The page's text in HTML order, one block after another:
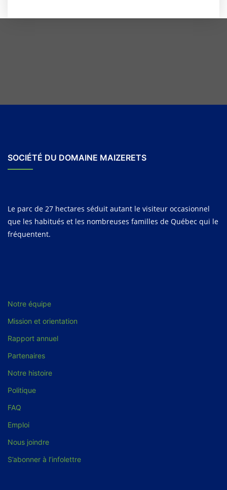
SOCIÉTÉ DU DOMAINE MAIZERETS
Le parc de 27 hectares séduit autant le visiteur occasionnel
que les habitués et les nombreuses familles de Québec qui le
fréquentent.
Notre équipe
Mission et orientation
Rapport annuel
Partenaires
Notre histoire
Politique
FAQ
Emploi
Nous joindre
S’abonner à l’infolettre